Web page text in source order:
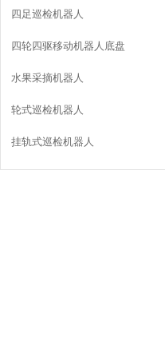
四足巡检机器人
四轮四驱移动机器人底盘
水果采摘机器人
轮式巡检机器人
挂轨式巡检机器人